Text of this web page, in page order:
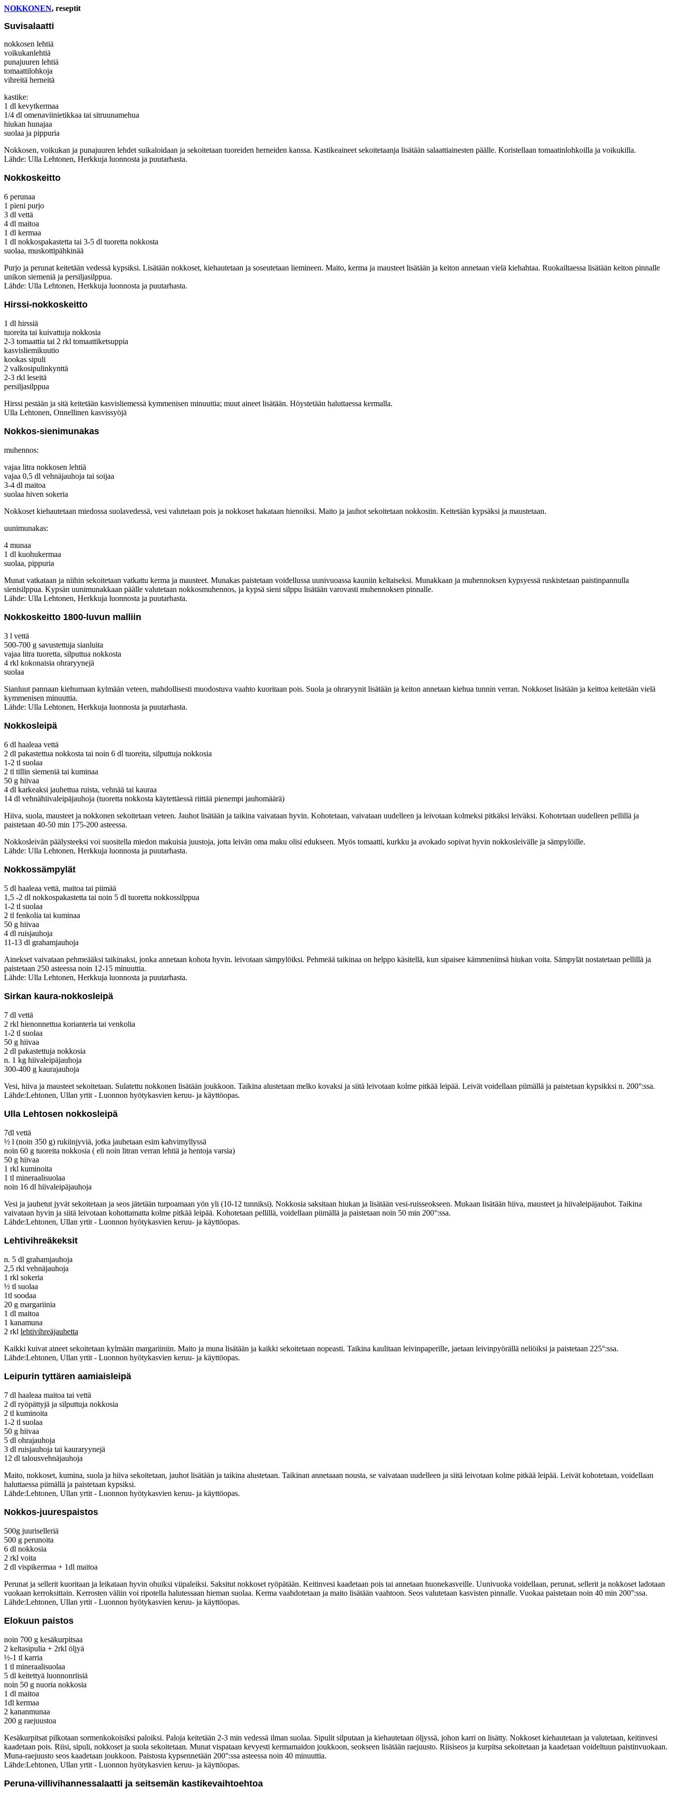
NOKKONEN, reseptit
Suvisalaatti
nokkosen lehtiä
voikukanlehtiä
punajuuren lehtiä
tomaattilohkoja
vihreitä herneitä
kastike:
1 dl kevytkermaa
1/4 dl omenaviinietikkaa tai sitruunamehua
hiukan hunajaa
suolaa ja pippuria
Nokkosen, voikukan ja punajuuren lehdet suikaloidaan ja sekoitetaan tuoreiden herneiden kanssa. Kastikeaineet sekoitetaanja lisätään salaattiainesten päälle. Koristellaan tomaatinlohkoilla ja voikukilla.
Lähde: Ulla Lehtonen, Herkkuja luonnosta ja puutarhasta.
Nokkoskeitto
6 perunaa
1 pieni purjo
3 dl vettä
4 dl maitoa
1 dl kermaa
1 dl nokkospakastetta tai 3-5 dl tuoretta nokkosta
suolaa, muskottipähkinää
Purjo ja perunat keitetään vedessä kypsiksi. Lisätään nokkoset, kiehautetaan ja soseutetaan liemineen. Maito, kerma ja mausteet lisätään ja keiton annetaan vielä kiehahtaa. Ruokailtaessa lisätään keiton pinnalle
unikon siemeniä ja persiljasilppua.
Lähde: Ulla Lehtonen, Herkkuja luonnosta ja puutarhasta.
Hirssi-nokkoskeitto
1 dl hirssiä
tuoreita tai kuivattuja nokkosia
2-3 tomaattia tai 2 rkl tomaattiketsuppia
kasvisliemikuutio
kookas sipuli
2 valkosipulinkynttä
2-3 rkl leseitä
persiljasilppua
Hirssi pestään ja sitä keitetään kasvisliemessä kymmenisen minuuttia; muut aineet lisätään. Höystetään haluttaessa kermalla.
Ulla Lehtonen, Onnellinen kasvissyöjä
Nokkos-sienimunakas
muhennos:
vajaa litra nokkosen lehtiä
vajaa 0,5 dl vehnäjauhoja tai soijaa
3-4 dl maitoa
suolaa hiven sokeria
Nokkoset kiehautetaan miedossa suolavedessä, vesi valutetaan pois ja nokkoset hakataan hienoiksi. Maito ja jauhot sekoitetaan nokkosiin. Keitetään kypsäksi ja maustetaan.
uunimunakas:
4 munaa
1 dl kuohukermaa
suolaa, pippuria
Munat vatkataan ja niihin sekoitetaan vatkattu kerma ja mausteet. Munakas paistetaan voidellussa uunivuoassa kauniin keltaiseksi. Munakkaan ja muhennoksen kypsyessä ruskistetaan paistinpannulla
sienisilppua. Kypsän uunimunakkaan päälle valutetaan nokkosmuhennos, ja kypsä sieni silppu lisätään varovasti muhennoksen pinnalle.
Lähde: Ulla Lehtonen, Herkkuja luonnosta ja puutarhasta.
Nokkoskeitto 1800-luvun malliin
3 l vettä
500-700 g savustettuja sianluita
vajaa litra tuoretta, silputtua nokkosta
4 rkl kokonaisia ohraryynejä
suolaa
Sianluut pannaan kiehumaan kylmään veteen, mahdollisesti muodostuva vaahto kuoritaan pois. Suola ja ohraryynit lisätään ja keiton annetaan kiehua tunnin verran. Nokkoset lisätään ja keittoa keitetään vielä
kymmenisen minuuttia.
Lähde: Ulla Lehtonen, Herkkuja luonnosta ja puutarhasta.
Nokkosleipä
6 dl haaleaa vettä
2 dl pakastettua nokkosta tai noin 6 dl tuoreita, silputtuja nokkosia
1-2 tl suolaa
2 tl tillin siemeniä tai kuminaa
50 g hiivaa
4 dl karkeaksi jauhettua ruista, vehnää tai kauraa
14 dl vehnähiivaleipäjauhoja (tuoretta nokkosta käytettäessä riittää pienempi jauhomäärä)
Hiiva, suola, mausteet ja nokkonen sekoitetaan veteen. Jauhot lisätään ja taikina vaivataan hyvin. Kohotetaan, vaivataan uudelleen ja leivotaan kolmeksi pitkäksi leiväksi. Kohotetaan uudelleen pellillä ja
paistetaan 40-50 min 175-200 asteessa.
Nokkosleivän päälysteeksi voi suositella miedon makuisia juustoja, jotta leivän oma maku olisi edukseen. Myös tomaatti, kurkku ja avokado sopivat hyvin nokkosleivälle ja sämpylöille.
Lähde: Ulla Lehtonen, Herkkuja luonnosta ja puutarhasta.
Nokkossämpylät
5 dl haaleaa vettä, maitoa tai piimää
1,5 -2 dl nokkospakastetta tai noin 5 dl tuoretta nokkossilppua
1-2 tl suolaa
2 tl fenkolia tai kuminaa
50 g hiivaa
4 dl ruisjauhoja
11-13 dl grahamjauhoja
Ainekset vaivataan pehmeääksi taikinaksi, jonka annetaan kohota hyvin. leivotaan sämpylöiksi. Pehmeää taikinaa on helppo käsitellä, kun sipaisee kämmeniinsä hiukan voita. Sämpylät nostatetaan pellillä ja
paistetaan 250 asteessa noin 12-15 minuuttia.
Lähde: Ulla Lehtonen, Herkkuja luonnosta ja puutarhasta.
Sirkan kaura-nokkosleipä
7 dl vettä
2 rkl hienonnettua korianteria tai venkolia
1-2 tl suolaa
50 g hiivaa
2 dl pakastettuja nokkosia
n. 1 kg hiivaleipäjauhoja
300-400 g kaurajauhoja
Vesi, hiiva ja mausteet sekoitetaan. Sulatettu nokkonen lisätään joukkoon. Taikina alustetaan melko kovaksi ja siitä leivotaan kolme pitkää leipää. Leivät voidellaan piimällä ja paistetaan kypsikksi n. 200°:ssa.
Lähde:Lehtonen, Ullan yrtit - Luonnon hyötykasvien keruu- ja käyttöopas.
Ulla Lehtosen nokkosleipä
7dl vettä
½ l (noin 350 g) rukiinjyviä, jotka jauhetaan esim kahvimyllyssä
noin 60 g tuoreita nokkosia ( eli noin litran verran lehtiä ja hentoja varsia)
50 g hiivaa
1 rkl kuminoita
1 tl mineraalisuolaa
noin 16 dl hiivaleipäjauhoja
Vesi ja jauhetut jyvät sekoitetaan ja seos jätetään turpoamaan yön yli (10-12 tunniksi). Nokkosia saksitaan hiukan ja lisätään vesi-ruisseokseen. Mukaan lisätään hiiva, mausteet ja hiivaleipäjauhot. Taikina
vaivataan hyvin ja siitä leivotaan kohottamatta kolme pitkää leipää. Kohotetaan pellillä, voidellaan piimällä ja paistetaan noin 50 min 200°:ssa.
Lähde:Lehtonen, Ullan yrtit - Luonnon hyötykasvien keruu- ja käyttöopas.
Lehtivihreäkeksit
n. 5 dl grahamjauhoja
2,5 rkl vehnäjauhoja
1 rkl sokeria
½ tl suolaa
1tl soodaa
20 g margariinia
1 dl maitoa
1 kanamuna
2 rkl lehtivihreäjauhetta
Kaikki kuivat aineet sekoitetaan kylmään margariiniin. Maito ja muna lisätään ja kaikki sekoitetaan nopeasti. Taikina kaulitaan leivinpaperille, jaetaan leivinpyörällä neliöiksi ja paistetaan 225°:ssa.
Lähde:Lehtonen, Ullan yrtit - Luonnon hyötykasvien keruu- ja käyttöopas.
Leipurin tyttären aamiaisleipä
7 dl haaleaa maitoa tai vettä
2 dl ryöpättyjä ja silputtuja nokkosia
2 tl kuminoita
1-2 tl suolaa
50 g hiivaa
5 dl ohrajauhoja
3 dl ruisjauhoja tai kauraryynejä
12 dl talousvehnäjauhoja
Maito, nokkoset, kumina, suola ja hiiva sekoitetaan, jauhot lisätään ja taikina alustetaan. Taikinan annetaaan nousta, se vaivataan uudelleen ja siitä leivotaan kolme pitkää leipää. Leivät kohotetaan, voidellaan
haluttaessa piimällä ja paistetaan kypsiksi.
Lähde:Lehtonen, Ullan yrtit - Luonnon hyötykasvien keruu- ja käyttöopas.
Nokkos-juurespaistos
500g juuriselleriä
500 g perunoita
6 dl nokkosia
2 rkl voita
2 dl vispikermaa + 1dl maitoa
Perunat ja sellerit kuoritaan ja leikataan hyvin ohuiksi viipaleiksi. Saksitut nokkoset ryöpätään. Keitinvesi kaadetaan pois tai annetaan huonekasveille. Uunivuoka voidellaan, perunat, sellerit ja nokkoset ladotaan
vuokaan kerroksittain. Kerrosten väliin voi ripotella halutessaan hieman suolaa. Kerma vaahdotetaan ja maito lisätään vaahtoon. Seos valutetaan kasvisten pinnalle. Vuokaa paistetaan noin 40 min 200°:ssa.
Lähde:Lehtonen, Ullan yrtit - Luonnon hyötykasvien keruu- ja käyttöopas.
Elokuun paistos
noin 700 g kesäkurpitsaa
2 keltasipulia + 2rkl öljyä
½-1 tl karria
1 tl mineraalisuolaa
5 dl keitettyä luonnonriisiä
noin 50 g nuoria nokkosia
1 dl maitoa
1dl kermaa
2 kananmunaa
200 g raejuustoa
Kesäkurpitsat pilkotaan sormenkokoisiksi paloiksi. Paloja keitetään 2-3 min vedessä ilman suolaa. Sipulit silputaan ja kiehautetaan öljyssä, johon karri on lisätty. Nokkoset kiehautetaan ja valutetaan, keitinvesi
kaadetaan pois. Riisi, sipuli, nokkoset ja suola sekoitetaan. Munat vispataan kevyesti kermamaidon joukkoon, seokseen lisätään raejuusto. Riisiseos ja kurpitsa sekoitetaan ja kaadetaan voideltuun paistinvuokaan.
Muna-raejuusto seos kaadetaan joukkoon. Paistosta kypsennetään 200°:ssa asteessa noin 40 minuuttia.
Lähde:Lehtonen, Ullan yrtit - Luonnon hyötykasvien keruu- ja käyttöopas.
Peruna-villivihannessalaatti ja seitsemän kastikevaihtoehtoa